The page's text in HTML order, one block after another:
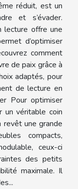
réduit, est un
et s’évader.
lecture offre une
d’optimiser
comment
de paix grâce à
adaptés, pour
de lecture en
Pour optimiser
un véritable coin
revêt une grande
compacts,
ceux-ci
des petits
maximale. Il